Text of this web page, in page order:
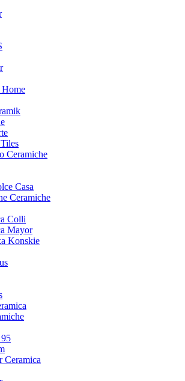
Home
Ceramiche
Casa
Ceramiche
Colli
Mayor
Konskie
Ceramica